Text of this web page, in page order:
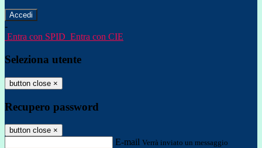
-
Entra con SPID Entra con CIE
Seleziona utente
button close ×
Recupero password
button close ×
E-mail Verrà inviato un messaggio